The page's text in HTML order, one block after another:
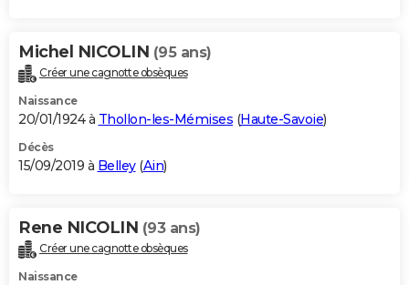
Michel NICOLIN (95 ans)
Créer une cagnotte obsèques
Naissance
20/01/1924 à Thollon-les-Mémises (Haute-Savoie)
Décès
15/09/2019 à Belley(Ain)
Rene NICOLIN (93 ans)
Créer une cagnotte obsèques
Naissance